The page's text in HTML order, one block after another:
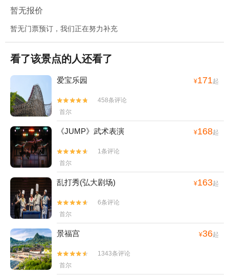
暂无报价
暂无门票预订，我们正在努力补充
看了该景点的人还看了
爱宝乐园 ¥171起


458条评论
首尔
《JUMP》武术表演 ¥168起


1条评论
首尔
乱打秀(弘大剧场) ¥163起


6条评论
首尔
景福宫 ¥36起


1343条评论
首尔